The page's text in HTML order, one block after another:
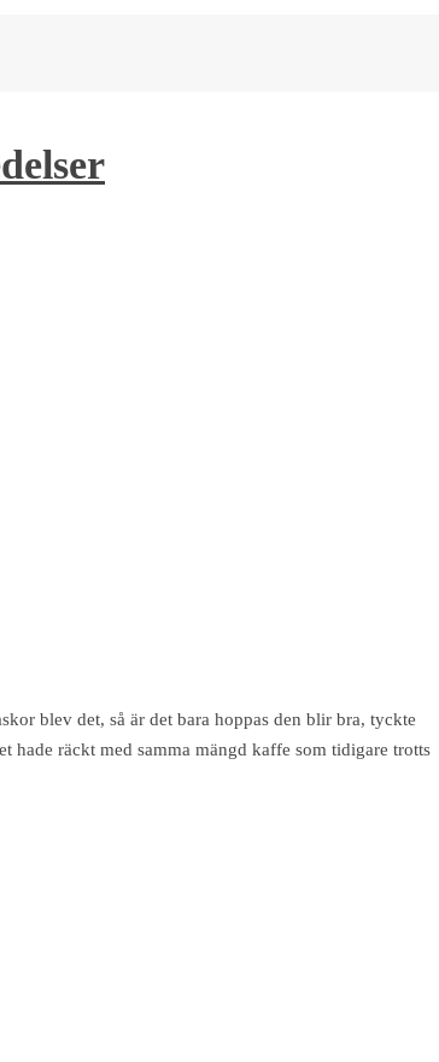
blev det, så är det bara hoppas den blir bra, tyckte
räckt med samma mängd kaffe som tidigare trotts